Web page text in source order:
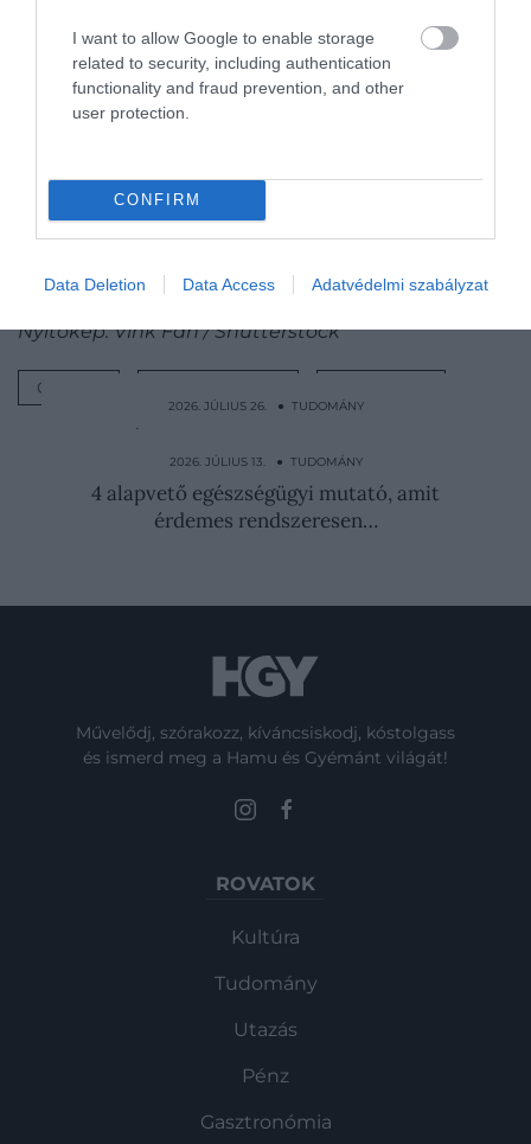
I want to allow Google to enable storage
related to security, including authentication
functionality and fraud prevention, and other
user protection.
CONFIRM
Data Deletion Data Access Adatvédelmi szabályzat
Olvasd el ezt is!
Genetikailag módosított emberek
utazhatják keresztül az univerzumot
nélkül? A genetikád tehet róla!
A 20. századi gyilkos álomkór – ezek az
okok állhattak a rejtélyes betegség
terjedése mögött
Nyitókép: Vink Fan / Shutterstock
GÉNEK
2026. JÚLIUS 26. ● TUDOMÁNY
A májunk évezredekig működhetne –
mégsem ez szabja meg…
2026. JÚLIUS 13. ● TUDOMÁNY
4 alapvető egészségügyi mutató, amit
érdemes rendszeresen…
Művelődj, szórakozz, kíváncsiskodj, kóstolgass
és ismerd meg a Hamu és Gyémánt világát!
ROVATOK
Kultúra
Tudomány
Utazás
Pénz
Gasztronómia